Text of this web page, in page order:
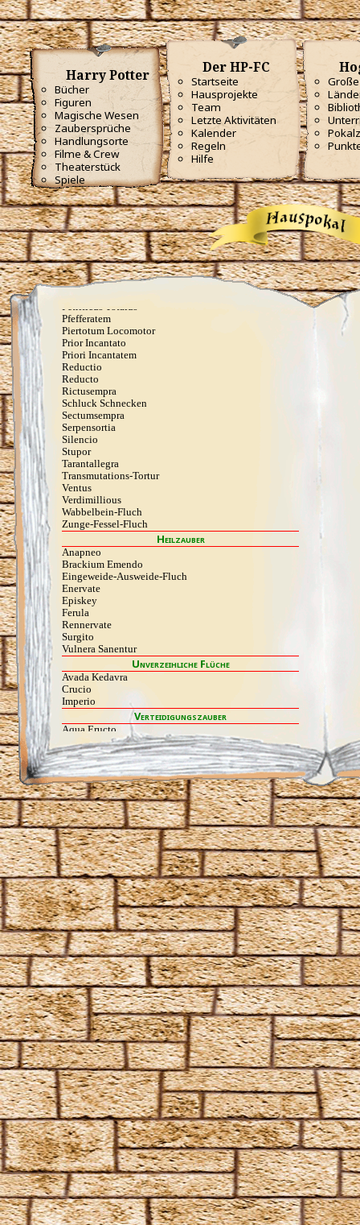
Harry Potter
Bücher
Figuren
Magische Wesen
Zaubersprüche
Handlungsorte
Filme & Crew
Theaterstück
Spiele
Der HP-FC
Startseite
Hausprojekte
Team
Letzte Aktivitäten
Kalender
Regeln
Hilfe
Flagrante
Flederwichtfluch
Flipendo
Fracto Strata
Fulgari
Furnunculus
Glacius
Inanimatus
Konjunktivitis-Fluch
Lacarnum Inflamari
Langlock
Legilimens
Levicorpus
Locomotor Wibbly
Magicus Extremos
Melofors
Mimblewimble
Morsmordre
Mucus ad Nauseam
Mutatio Skullus
Obliviate
Obscuro
Oppugno
Orbis
Petrificus Totalus
Pfefferatem
Piertotum Locomotor
Prior Incantato
Priori Incantatem
Reductio
Reducto
Rictusempra
Schluck Schnecken
Sectumsempra
Serpensortia
Silencio
Stupor
Tarantallegra
Transmutations-Tortur
Ventus
Verdimillious
Wabbelbein-Fluch
Zunge-Fessel-Fluch
Heilzauber
Anapneo
Brackium Emendo
Eingeweide-Ausweide-Fluch
Enervate
Episkey
Ferula
Rennervate
Surgito
Vulnera Sanentur
Unverzeihliche Flüche
Avada Kedavra
Crucio
Imperio
Verteidigungszauber
Aqua Eructo
Arania Exumai
Arresto Momentum
Brachiabindo
Cave Inimicum
Confundo
Deletrius
Desillusio­nierungszauber
Duro
Emancipare
Entlifors
Expecto Patronum
Expelliarmus
Fianto Duri
Fidelius-Zauber
Finite Incantatem
Finite
Fumos
Goldene Flämmchen
Homenum revelio
Homorphus-Zauber
Immobilus
Impedimenta
Imperturbatio
Incarcerus
Inflatus
Liberacorpus
Muffliato
Nebulus
Partis Temporus
Peskiwichteli Pesternomi
Protego
Protego Diabolica
Protego Horribilis
Protego Maxima
Protego Totalum
Pullus
Relaschio
Repello Inimicum
Repello Muggeltum
Riddikulus